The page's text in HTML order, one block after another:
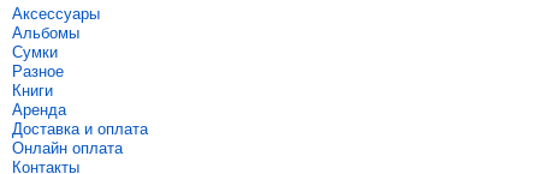
Аксессуары
Альбомы
Сумки
Разное
Книги
Аренда
Доставка и оплата
Онлайн оплата
Контакты